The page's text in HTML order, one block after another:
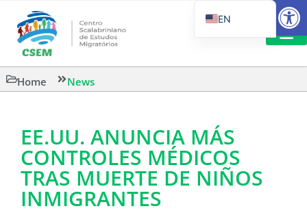
Home News
EE.UU. ANUNCIA MÁS
CONTROLES MÉDICOS
TRAS MUERTE DE NIÑOS
INMIGRANTES
EN
IT